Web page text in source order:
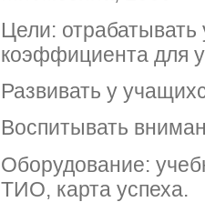
Цели: отрабатывать
коэффициента для
Развивать у
Воспитывать
Оборудование:
ТИО, карта успеха.